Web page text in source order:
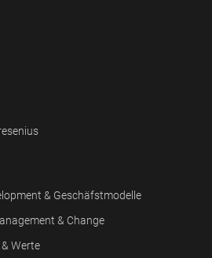
& Geschäfstmodelle
& Change
Werte